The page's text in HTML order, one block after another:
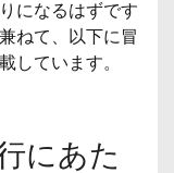
になるはずです
ねて、以下に冒
しています。
にあた